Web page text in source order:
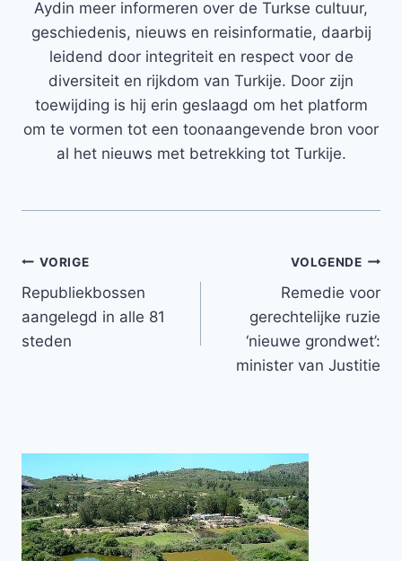
Aydin meer informeren over de Turkse cultuur,
geschiedenis, nieuws en reisinformatie, daarbij
leidend door integriteit en respect voor de
diversiteit en rijkdom van Turkije. Door zijn
toewijding is hij erin geslaagd om het platform
om te vormen tot een toonaangevende bron voor
al het nieuws met betrekking tot Turkije.
Bericht
navigatie
VORIGE
Republiekbossen
aangelegd in alle 81
steden
VOLGENDE
Remedie voor
gerechtelijke ruzie
‘nieuwe grondwet’:
minister van Justitie